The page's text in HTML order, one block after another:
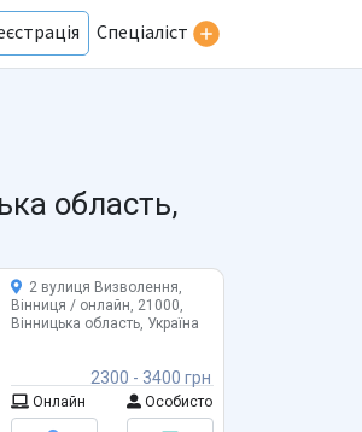
Спеціаліст
область,
2300 - 3400 грн
2 вулиця Визволення,
Вінниця / онлайн, 21000,
Вінницька область, Україна
Онлайн Особисто